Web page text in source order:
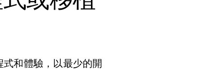
和體驗，以最少的開